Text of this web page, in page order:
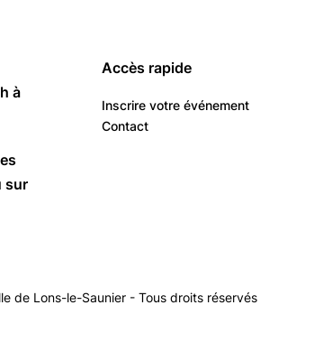
à
sur
Accès rapide
Inscrire votre événement
Contact
de Lons-le-Saunier - Tous droits réservés